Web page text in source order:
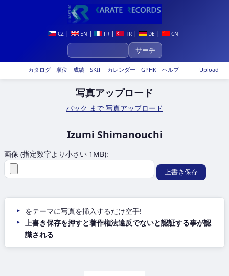
CZ| EN | FR| TR| DE | CN
Upload
カタログ 順位 成績 SKIF カレンダー GPHK ヘルプ
写真アップロード
バック まで 写真アップロード
Izumi Shimanouchi
画像 (指定数字より小さい 1MB):
をテーマに写真を挿入するだけ空手!
上書き保存を押すと著作権法違反でないと認証する事が認
識される